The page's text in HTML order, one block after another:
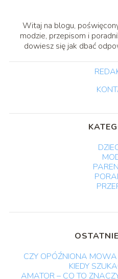
Witaj na blogu,
modzie, przepisom i
dowiesz się jak dbać
CZY OPÓŹNIONA
KIEDY
AMATOR – CO TO